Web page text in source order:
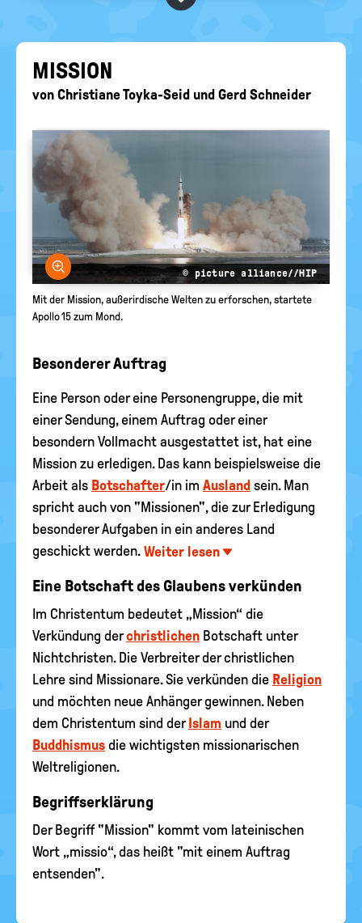
politische
EURE AKTUELLEN FRAGEN...
MIS­SI­ON
von Christiane Toyka-Seid und Gerd Schneider
Bild vergrößern
© picture alliance//HIP
Mit der Mission, außerirdische Welten zu erforschen, startete
Apollo 15 zum Mond.
Besonderer Auftrag
Eine Person oder eine Personengruppe, die mit
einer Sendung, einem Auftrag oder einer
besondern Vollmacht ausgestattet ist, hat eine
Mission zu erledigen. Das kann beispielsweise die
Arbeit als Botschafter/in im Ausland sein. Man
spricht auch von "Missionen", die zur Erledigung
besonderer Aufgaben in ein anderes Land
geschickt werden. Weiter lesen
Eine Botschaft des Glaubens verkünden
Im Christentum bedeutet „Mission“ die
Verkündung derchristlichen Botschaft unter
Nichtchristen. Die Verbreiter der christlichen
Lehre sind Missionare. Sie verkünden die Religion
und möchten neue Anhänger gewinnen. Neben
dem Christentum sind der Islam und der
Buddhismus die wichtigsten missionarischen
Weltreligionen.
Begriffserklärung
Der Begriff "Mission" kommt vom lateinischen
Wort „missio“, das heißt "mit einem Auftrag
entsenden".